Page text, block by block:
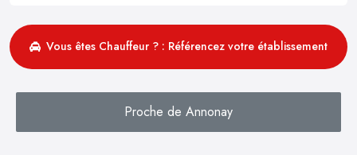
Vous êtes Chauffeur ? : Référencez votre établissement
Proche de Annonay